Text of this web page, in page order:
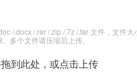
/.docx /.rar /.zip /.7z /.tar 文件，文件大
。多个文件请压缩后上传。
到此处，或点击上传